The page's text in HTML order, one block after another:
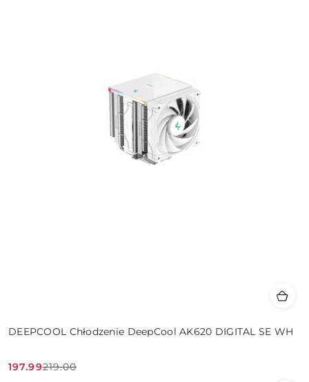
DEEPCOOL Chłodzenie DeepCool AK620 DIGITAL SE WH
Cena
197.99
Cena
219.00